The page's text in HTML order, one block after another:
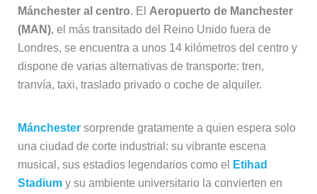
Mánchester al centro. El Aeropuerto de Manchester
(MAN), el más transitado del Reino Unido fuera de
Londres, se encuentra a unos 14 kilómetros del centro y
dispone de varias alternativas de transporte: tren,
tranvía, taxi, traslado privado o coche de alquiler.
Mánchestersorprende gratamente a quien espera solo
una ciudad de corte industrial: su vibrante escena
musical, sus estadios legendarios como el
Etihad
Stadiumy su ambiente universitario la convierten en